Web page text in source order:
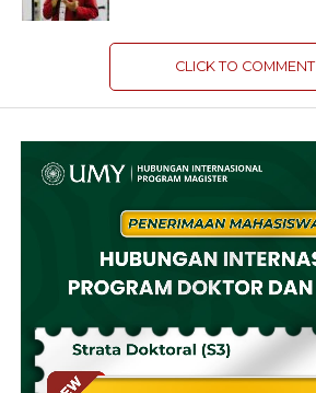
CLICK TO COMMENT